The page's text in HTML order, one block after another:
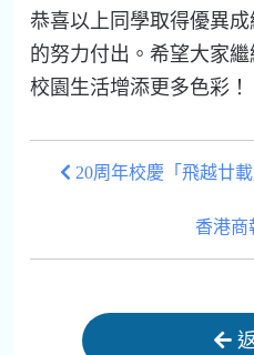
恭喜以上同學取得優異
的努力付出。希望大家
校園生活增添更多色彩！
20周年校慶「飛越廿
香港商